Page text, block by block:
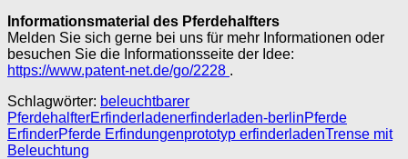
Informationsmaterial des Pferdehalfters
Melden Sie sich gerne bei uns für mehr Informationen oder
besuchen Sie die Informationsseite der Idee:
https://www.patent-net.de/go/2228 .
Schlagwörter: beleuchtbarer
PferdehalfterErfinderladenerfinderladen-berlinPferde
ErfinderPferde Erfindungenprototyp erfinderladenTrense mit
Beleuchtung